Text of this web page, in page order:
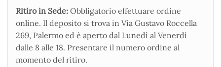
Ritiro in Sede: Obbligatorio effettuare ordine
online. Il deposito si trova in Via Gustavo Roccella
269, Palermo ed è aperto dal Lunedì al Venerdì
dalle 8 alle 18. Presentare il numero ordine al
momento del ritiro.